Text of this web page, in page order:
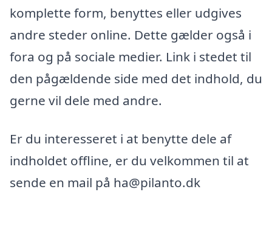
komplette form, benyttes eller udgives
andre steder online. Dette gælder også i
fora og på sociale medier. Link i stedet til
den pågældende side med det indhold, du
gerne vil dele med andre.
Er du interesseret i at benytte dele af
indholdet offline, er du velkommen til at
sende en mail på ha@pilanto.dk